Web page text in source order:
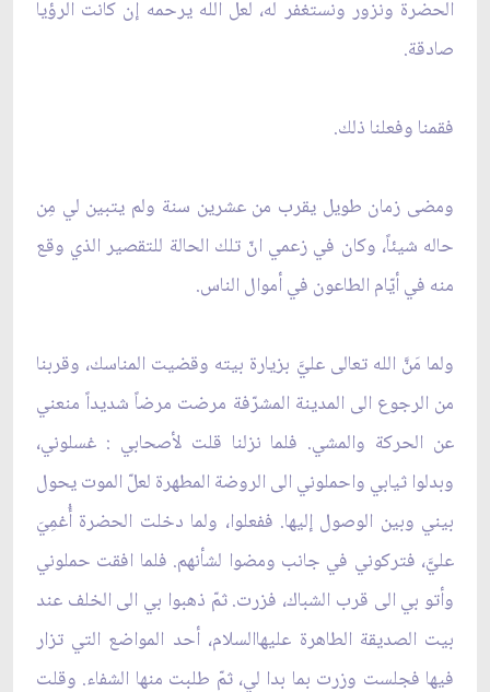
الحضرة ونزور ونستغفر له، لعل الله يرحمه إن كانت الرؤيا
صادقة.
فقمنا وفعلنا ذلك.
ومضى زمان طويل يقرب من عشرين سنة ولم يتبين لي مِن
حاله شيئاً، وكان في زعمي انّ تلك الحالة للتقصير الذي وقع
منه في أيّام الطاعون في أموال الناس.
ولما مَنَّ الله تعالى عليَّ بزيارة بيته وقضيت المناسك، وقربنا
من الرجوع الى المدينة المشرّفة مرضت مرضاً شديداً منعني
عن الحركة والمشي. فلما نزلنا قلت لأصحابي : غسلوني،
وبدلوا ثيابي واحملوني الى الروضة المطهرة لعلّ الموت يحول
بيني وبين الوصول إليها. ففعلوا، ولما دخلت الحضرة أُغمِيَ
عليَّ، فتركوني في جانب ومضوا لشأنهم. فلما افقت حملوني
وأتو بي الى قرب الشباك، فزرت. ثمّ ذهبوا بي الى الخلف عند
بيت الصديقة الطاهرة عليها‌السلام، أحد المواضع التي تزار
فيها فجلست وزرت بما بدا لي، ثمّ طلبت منها الشفاء. وقلت